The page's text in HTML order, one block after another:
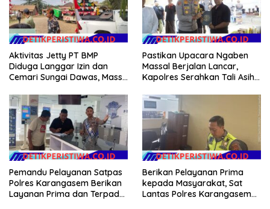
Aktivitas Jetty PT BMP
Diduga Langgar Izin dan
Cemari Sungai Dawas, Massa
Barikade 98 Minta
Pemerintah Usut Tuntas
Pastikan Upacara Ngaben
Massal Berjalan Lancar,
Kapolres Serahkan Tali Asih
Pemandu Pelayanan Satpas
Polres Karangasem Berikan
Layanan Prima dan Terpadu
Berikan Pelayanan Prima
kepada Masyarakat, Sat
Lantas Polres Karangasem